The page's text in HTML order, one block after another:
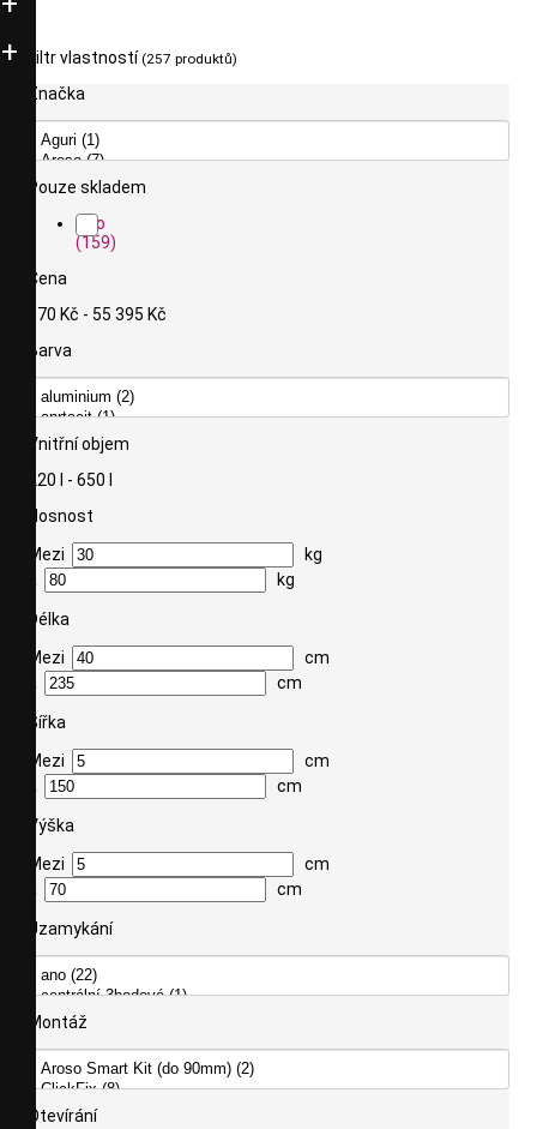
Filtr vlastností (257 produktů)
Značka
Pouze skladem
Ano
(159)
Cena
570 Kč - 55 395 Kč
Barva
Vnitřní objem
220 l - 650 l
Nosnost
Mezi
kg
kg
Délka
Mezi
cm
cm
Šířka
Mezi
cm
cm
Výška
Mezi
cm
cm
Uzamykání
Montáž
Otevírání